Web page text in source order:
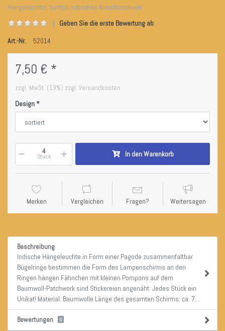
Hängeleuchte, buntes indisches Kunsthandwerk
Geben Sie die erste Bewertung ab
Art.-Nr.
52014
7,50 € *
zzgl. MwSt. (19%) zzgl. Versandkosten
Design
Stück In den Warenkorb
Merken Vergleichen Fragen? Weitersagen
Beschreibung
Indische Hängeleuchte in Form einer Pagode zusammenfaltbar
Bügelringe bestimmen die Form des Lampenschirms an den
Ringen hängen Fähnchen mit kleinen Pompons auf dem
Baumwoll-Patchwork sind Stickereien angenäht Jedes Stück ein
Unikat! Material: Baumwolle Länge des gesamten Schirms: ca. 7...
Bewertungen 0